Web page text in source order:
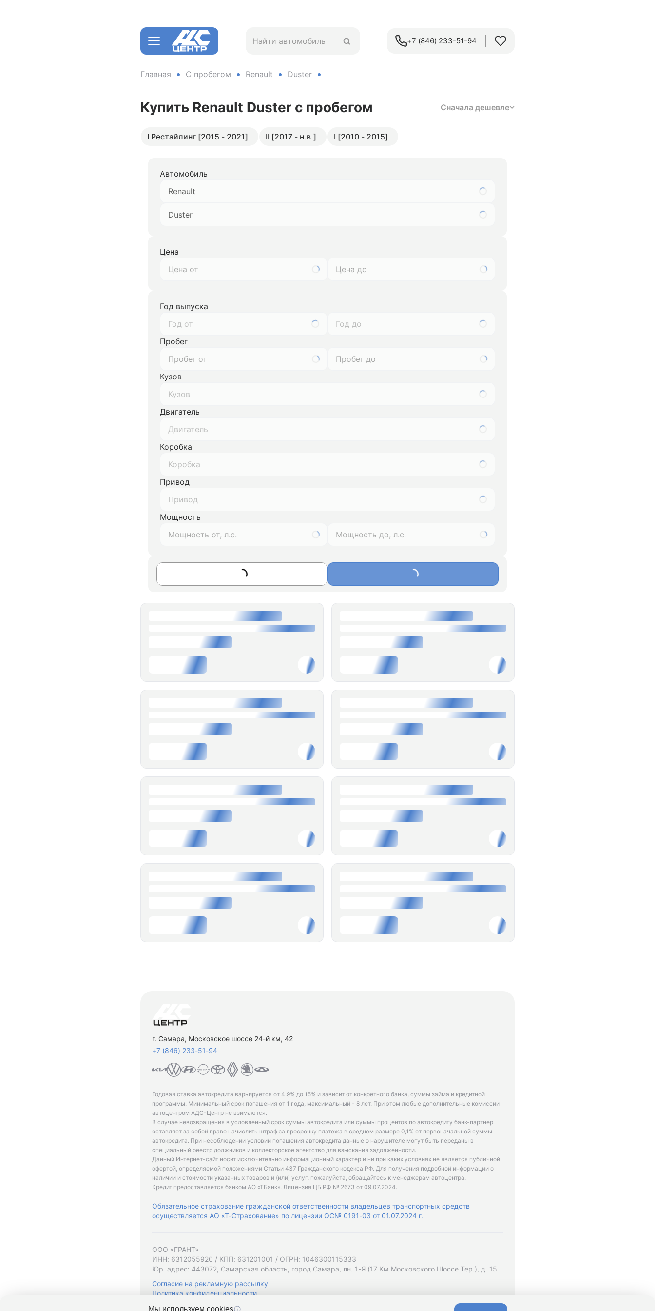
+7 (846) 233-51-94
Главная С пробегом Renault Duster
Купить Renault Duster с пробегом Сначала дешевле
I Рестайлинг [2015 - 2021] II [2017 - н.в.] I [2010 - 2015]
Автомобиль
Renault
Duster
Цена
Год выпуска
Год от
Год до
Пробег
Кузов
Кузов
Двигатель
Двигатель
Коробка
Коробка
Привод
Привод
Мощность
г. Самара, Московское шоссе 24-й км, 42
+7 (846) 233-51-94
Годовая ставка автокредита варьируется от 4.9% до 15% и зависит от конкретного банка, суммы займа и кредитной
программы. Минимальный срок погашения от 1 года, максимальный - 8 лет. При этом любые дополнительные комиссии
автоцентром АДС-Центр не взимаются.
В случае невозвращения в условленный срок суммы автокредита или суммы процентов по автокредиту банк-партнер
оставляет за собой право начислить штраф за просрочку платежа в среднем размере 0,1% от первоначальной суммы
автокредита. При несоблюдении условий погашения автокредита данные о нарушителе могут быть переданы в
специальный реестр должников и коллекторское агентство для взыскания задолженности.
Данный Интернет-сайт носит исключительно информационный характер и ни при каких условиях не является публичной
офертой, определяемой положениями Статьи 437 Гражданского кодекса РФ. Для получения подробной информации о
наличии и стоимости указанных товаров и (или) услуг, пожалуйста, обращайтесь к менеджерам автоцентра.
Кредит предоставляется банком АО «ТБанк». Лицензия ЦБ РФ № 2673 от 09.07.2024.
Обязательное страхование гражданской ответственности владельцев транспортных средств
осуществляется АО «Т-Страхование» по лицензии ОС№ 0191-03 от 01.07.2024 г.
ООО «ГРАНТ»
ИНН: 6312055920 / КПП: 631201001 / ОГРН: 1046300115333
Юр. адрес: 443072, Самарская область, город Самара, лн. 1-Я (17 Км Московского Шоссе Тер.), д. 15
Согласие на рекламную рассылку
Политика конфиденциальности
Мы используем cookies